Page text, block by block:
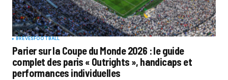
BRÈVESFOOTBALL
Parier sur la Coupe du Monde 2026 : le guide
complet des paris « Outrights », handicaps et
performances individuelles